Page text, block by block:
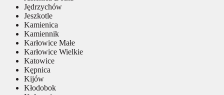
Jędrzychów
Jeszkotle
Kamienica
Kamiennik
Karłowice Małe
Karłowice Wielkie
Katowice
Kępnica
Kijów
Kłodobok